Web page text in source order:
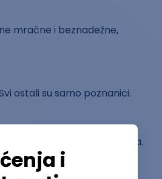
mračne i beznadežne,
ostali su samo poznanici.
vreme koje provodite s njima.